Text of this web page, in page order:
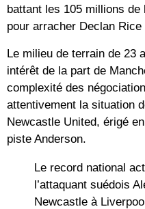
battant les 105 millions de
pour arracher Declan Rice
Le milieu de terrain de 23
intérêt de la part de
complexité des
attentivement la situation
Newcastle United, érigé
piste Anderson.
Le record national
l’attaquant suédois
Newcastle à